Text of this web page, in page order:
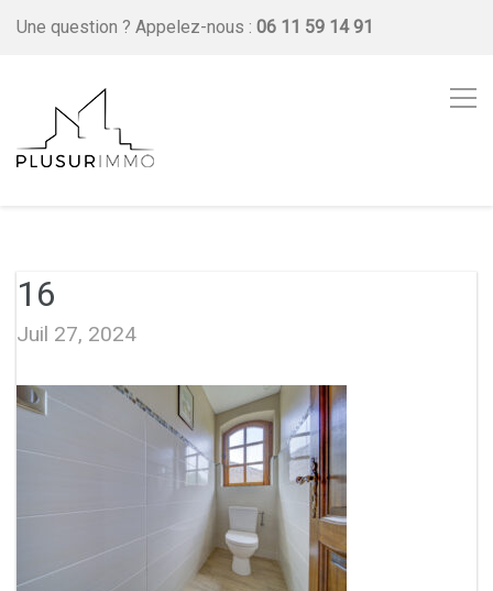
Une question ? Appelez-nous : 06 11 59 14 91
16
Juil 27, 2024